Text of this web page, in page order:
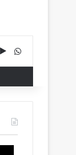
Google Play